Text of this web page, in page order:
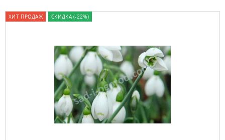
ХИТ ПРОДАЖ СКИДКА (-22%)